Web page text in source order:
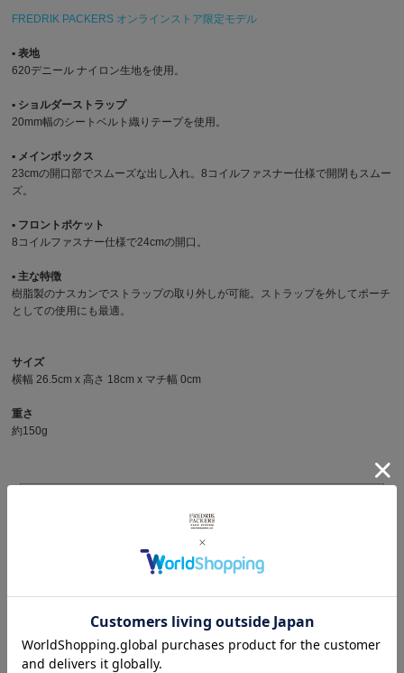
FREDRIK PACKERS オンラインストア限定モデル
▪︎ 表地
620デニール ナイロン生地を使用。
▪︎ ショルダーストラップ
20mm幅のシートベルト織りテープを使用。
▪︎ メインボックス
23cmの開口部でスムーズな出し入れ。8コイルファスナー仕様で開閉もスムー
ズ。
▪︎ フロントポケット
8コイルファスナー仕様で24cmの開口。
▪︎ 主な特徴
樹脂製のナスカンでストラップの取り外しが可能。ストラップを外してポーチ
としての使用にも最適。
サイズ
横幅 26.5cm x 高さ 18cm x マチ幅 0cm
重さ
約150g
その他レオパードを見る
※製品詳細画像は実際の商品とは違う画像を使用している場合もございますので、ご注意下さい
ますようお願いします。